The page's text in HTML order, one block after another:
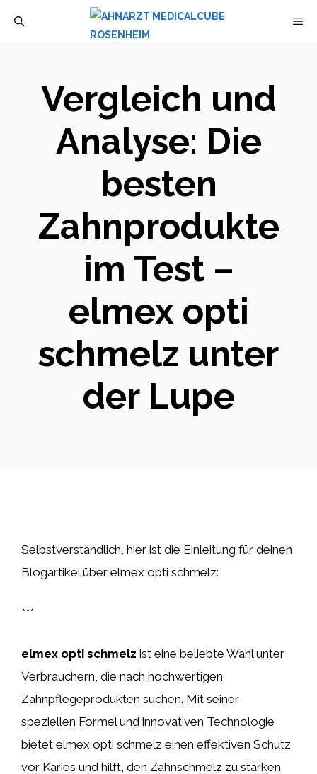
Vergleich und
Analyse: Die
besten
Zahnprodukte
im Test –
elmex opti
schmelz unter
der Lupe
Selbstverständlich, hier ist die Einleitung für deinen
Blogartikel über elmex opti schmelz:
***
elmex opti schmelz ist eine beliebte Wahl unter
Verbrauchern, die nach hochwertigen
Zahnpflegeprodukten suchen. Mit seiner
speziellen Formel und innovativen Technologie
bietet elmex opti schmelz einen effektiven Schutz
vor Karies und hilft, den Zahnschmelz zu stärken.